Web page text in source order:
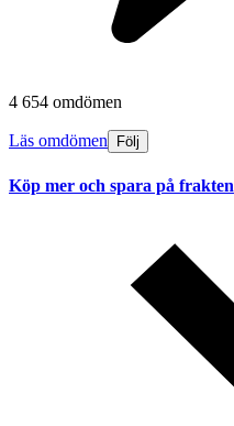
4 654 omdömen
Läs omdömen Följ
Köp mer och spara på frakten